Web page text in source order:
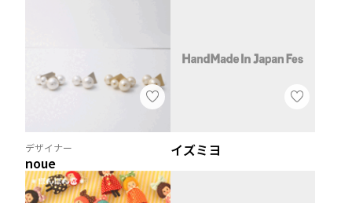
デザイナー
noue
イズミヨ